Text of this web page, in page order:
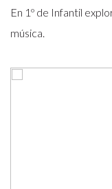
En 1º de Infantil
música.